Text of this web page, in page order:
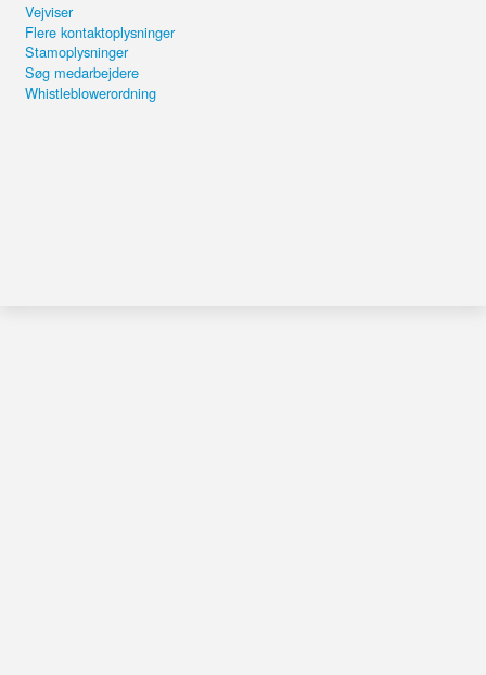
Vejviser
Flere kontaktoplysninger
Stamoplysninger
Søg medarbejdere
Whistleblowerordning